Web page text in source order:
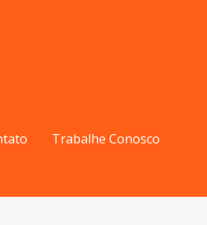
Trabalhe Conosco